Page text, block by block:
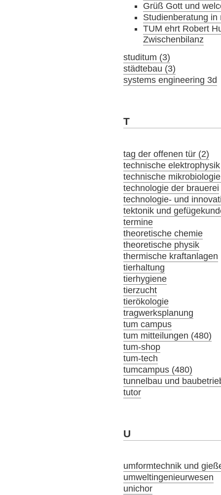
Grüß Gott und
Studienberatung in
TUM ehrt Robert
Zwischenbilanz
studitum (3)
städtebau (3)
systems engineering 3d
T
tag der offenen tür (2)
technische elektrophysik
technische
technologie der brauerei
technologie- und
tektonik und
termine
theoretische chemie
theoretische physik
thermische kraftanlagen
tierhaltung
tierhygiene
tierzucht
tierökologie
tragwerksplanung
tum campus
tum mitteilungen (480)
tum-shop
tum-tech
tumcampus (480)
tunnelbau und
tutor
U
umformtechnik und
umweltingenieurwesen
unichor